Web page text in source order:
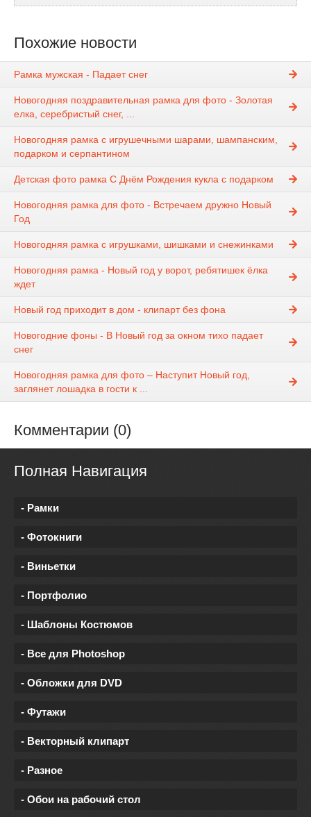
Похожие новости
Рамка мужская - Падает снег
Новогодняя поздравительная рамка для фото - Золотая
елка, серебристый снег, ...
Новогодняя рамка с игрушечными шарами, шампанским,
подарком и серпантином
Детская фото рамка С Днём Рождения кукла с подарком
Новогодняя рамка для фото - Встречаем дружно Новый
Год
Новогодняя рамка с игрушками, шишками и снежинками
Новогодняя рамка - Новый год у ворот, ребятишек ёлка
ждет
Новый год приходит в дом - клипарт без фона
Новогодние фоны - В Новый год за окном тихо падает
снег
Новогодняя рамка для фото – Наступит Новый год,
заглянет лошадка в гости к ...
Комментарии (0)
Полная Навигация
- Рамки
- Фотокниги
- Виньетки
- Портфолио
- Шаблоны Костюмов
- Все для Photoshop
- Обложки для DVD
- Футажи
- Векторный клипарт
- Разное
- Обои на рабочий стол